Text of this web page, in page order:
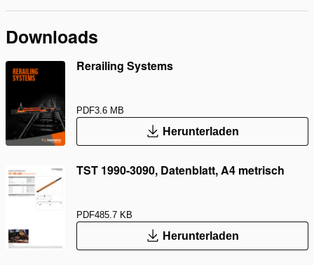
Downloads
Rerailing Systems
PDF3.6 MB
Herunterladen
TST 1990-3090, Datenblatt, A4 metrisch
PDF485.7 KB
Herunterladen